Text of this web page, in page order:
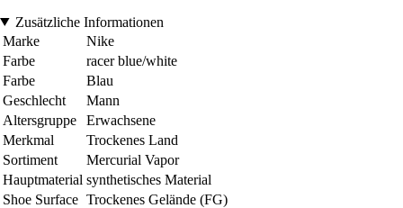
Zusätzliche Informationen
Marke
Nike
Farbe
racer blue/white
Farbe
Blau
Geschlecht
Mann
Altersgruppe
Erwachsene
Merkmal
Trockenes Land
Sortiment
Mercurial Vapor
Hauptmaterial synthetisches Material
Shoe Surface Trockenes Gelände (FG)